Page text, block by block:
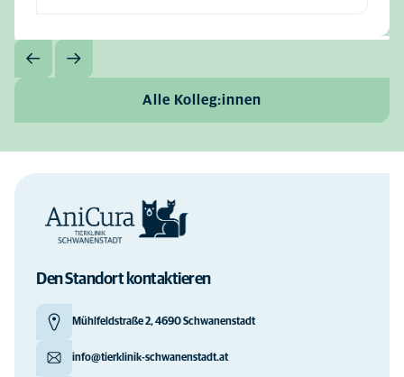
Alle Kolleg:innen
Den Standort kontaktieren
Mühlfeldstraße 2, 4690 Schwanenstadt
info@tierklinik-schwanenstadt.at